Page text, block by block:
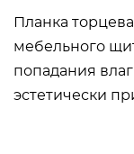
Планка
мебельного
попадания
эстетически